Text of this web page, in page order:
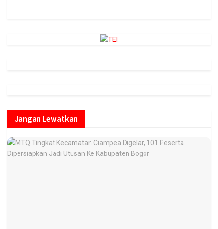
Jangan Lewatkan